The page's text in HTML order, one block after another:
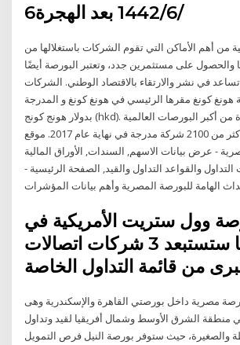
6‏‏/6‏‏/1442 بعد الهجرة
من أهم الأماكن التي تقوم الشركات باستغلالها من
على مستثمرين جدد، وتعتبر البورصة أيضًا
في نشر والارتقاء بالاقتصاد الوطني. الشركات
كونغ مقرها الرئيسي في هونغ كونغ و المدرجة
بدولار هونج كونج (hkd). تعد البورصة واحدة من أكبر البورصات العالمية
في آسيا مع أكثر من 2100 شركة مدرجة في نهاية عام 2017. موقع
- عرض بيانات الاسهم, السندات, الأوراق المالية
التداول والقواعد التداول والقيد, الصفحة الرئيسية -
الهامة للبورصة المصرية وأهم بيانات المؤشرات
وول ستريت الأمريكية في
نيويورك أنها ستستبعد 3 شركات اتصالات
من قائمة التداول الخاصة
مصرية داخل بورصتي القاهرة والإسكندرية وهى
الشرق الأوسط وشمال أفريقيا لقيد وتداول
والصغيرة، حيث ستوفر بورصة النيل فرص التمويل